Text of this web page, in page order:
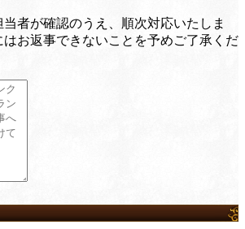
者が確認のうえ、順次対応いたしま
お返事できないことを予めご了承くだ